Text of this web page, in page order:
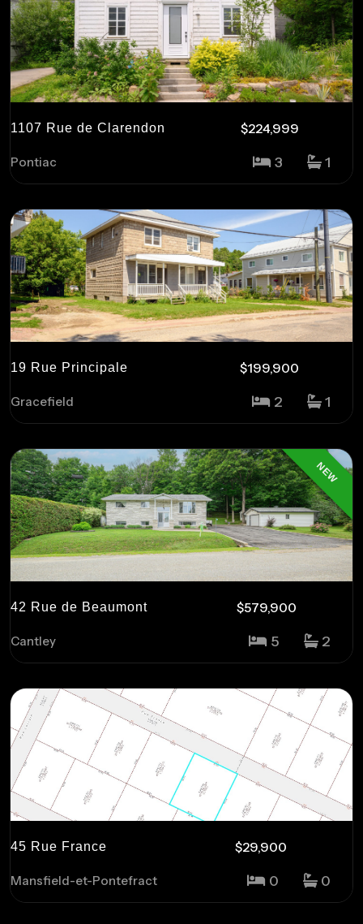
1107 Rue de Clarendon
Pontiac
$224,999
3 1
19 Rue Principale
Gracefield
$199,900
2 1
NEW
42 Rue de Beaumont
Cantley
$579,900
5 2
45 Rue France
Mansfield-et-Pontefract
$29,900
0 0